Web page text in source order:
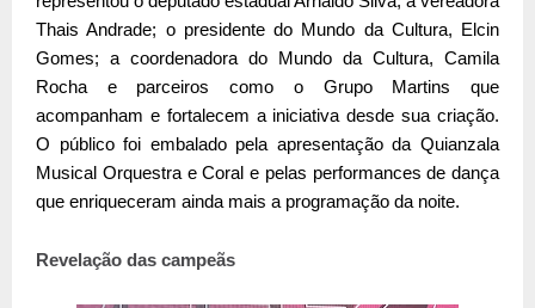
Thais Andrade; o presidente do Mundo da Cultura, Elcin
Gomes; a coordenadora do Mundo da Cultura, Camila
Rocha e parceiros como o Grupo Martins que
acompanham e fortalecem a iniciativa desde sua criação.
O público foi embalado pela apresentação da Quianzala
Musical Orquestra e Coral e pelas performances de dança
que enriqueceram ainda mais a programação da noite.
Revelação das campeãs